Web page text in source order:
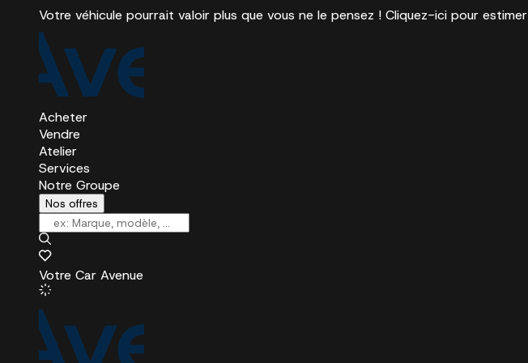
Votre véhicule pourrait valoir plus que vous ne le pensez ! Cliquez-ici pour estimer
Acheter
Vendre
Atelier
Services
Notre Groupe
Nos offres
Votre Car Avenue